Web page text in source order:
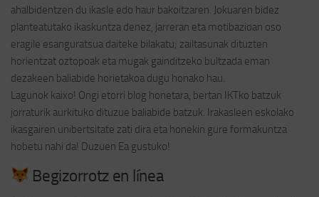
ahalbidentzen du ikasle edo haur bakoitzaren. Jokuaren bidez
planteatutako ikaskuntza denez, jarreran eta motibazioan oso
eragile esanguratsua daiteke bilakatu; zailtasunak dituzten
horientzat oztopoak eta mugak gainditzeko bultzada eman
dezakeen baliabide horietakoa dugu honako hau.
Lagunok kaixo! Ongi etorri blog honetara, bertan IKTko batzuk
jorraturik aurkituko dituzue baliabide batzuk. Irakasleen eskolako
ikasgairen unibertsitate zati dira eta honekin gure formakuntza
hobetu nahi da! Duzuen Ea gustuko!
Begizorrotz en línea